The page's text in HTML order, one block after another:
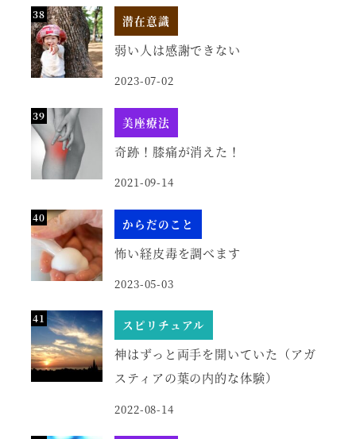
潜在意識
弱い人は感謝できない
2023-07-02
美座療法
奇跡！膝痛が消えた！
2021-09-14
からだのこと
怖い経皮毒を調べます
2023-05-03
スピリチュアル
神はずっと両手を開いていた（アガ
スティアの葉の内的な体験）
2022-08-14